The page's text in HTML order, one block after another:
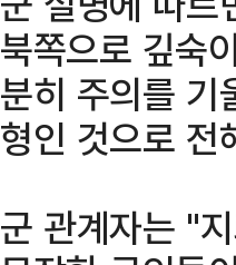
북쪽으로 깊숙
분히 주의를
형인 것으로 전
군 관계자는 "